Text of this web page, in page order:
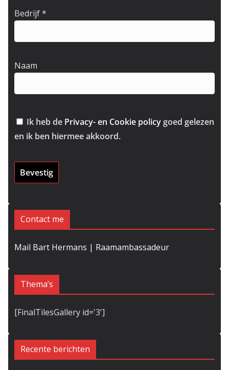
Bedrijf*
Naam
Ik heb de Privacy- en Cookie policygoed gelezen
en ik ben hiermee akkoord.
Contact me
Mail Bart Hermans | Raamambassadeur
Thema’s
[FinalTilesGallery id='3']
Recente berichten